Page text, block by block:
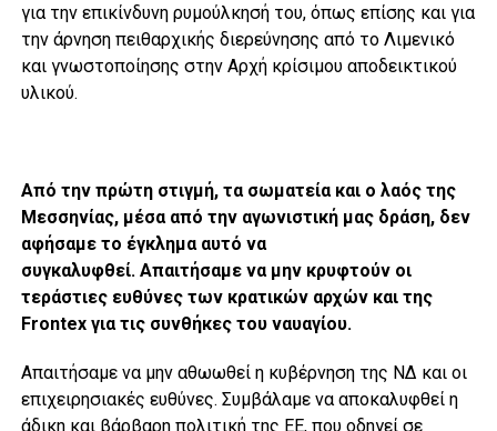
για την επικίνδυνη ρυμούλκησή του, όπως επίσης και για
την άρνηση πειθαρχικής διερεύνησης από το Λιμενικό
και γνωστοποίησης στην Αρχή κρίσιμου αποδεικτικού
υλικού.
Από την πρώτη στιγμή, τα σωματεία και ο λαός της
Μεσσηνίας, μέσα από την αγωνιστική μας δράση, δεν
αφήσαμε το έγκλημα αυτό να
συγκαλυφθεί. Απαιτήσαμε να μην κρυφτούν οι
τεράστιες ευθύνες των κρατικών αρχών και της
Frontex για τις συνθήκες του ναυαγίου.
Απαιτήσαμε να μην αθωωθεί η κυβέρνηση της ΝΔ και οι
επιχειρησιακές ευθύνες. Συμβάλαμε να αποκαλυφθεί η
άδικη και βάρβαρη πολιτική της ΕΕ, που οδηγεί σε